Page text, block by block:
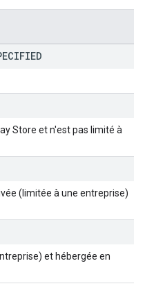
Store et n'est pas limité à
(limitée à une entreprise)
et hébergée en